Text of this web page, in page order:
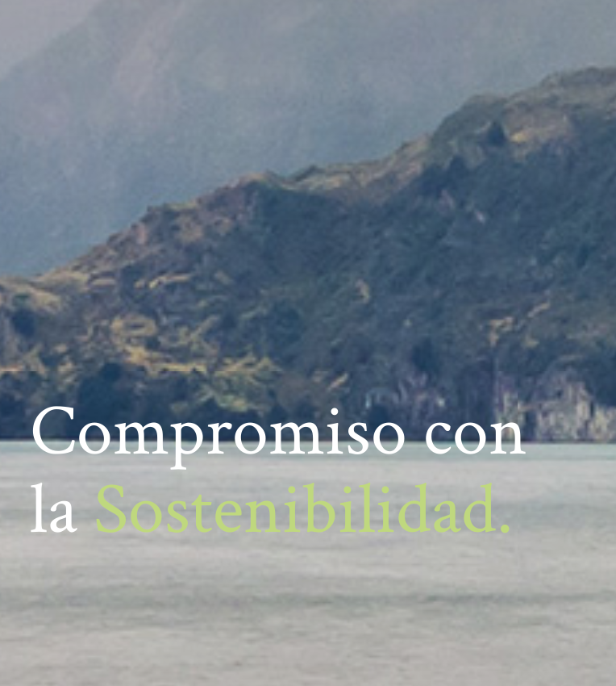
Compromiso con
laSostenibilidad.